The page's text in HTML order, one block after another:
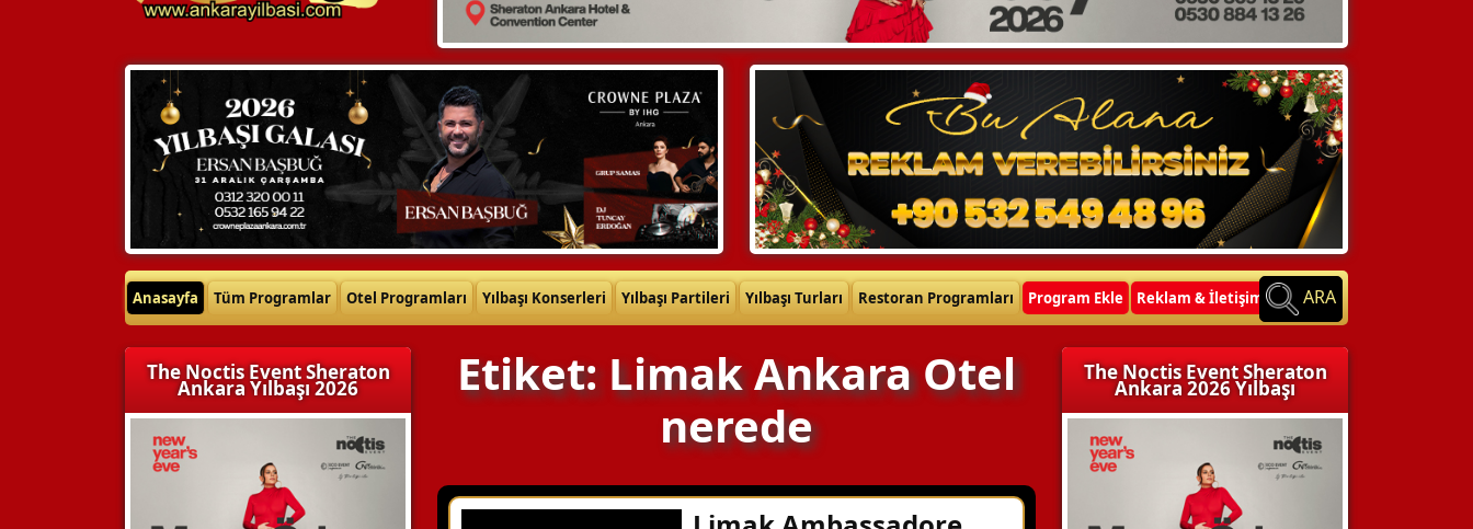
Anasayfa Tüm Programlar Otel Programları Yılbaşı Konserleri Yılbaşı Partileri Yılbaşı Turları Restoran Programları Program Ekle Reklam & İletişim ARA
The Noctis Event Sheraton
Ankara Yılbaşı 2026
Etiket: Limak Ankara Otel
nerede
The Noctis Event Sheraton
Ankara 2026 Yılbaşı